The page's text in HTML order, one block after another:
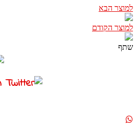
למוצר הבא
למוצר הקודם
שתף